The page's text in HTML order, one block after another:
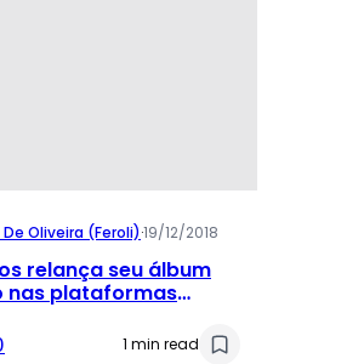
De Oliveira (feroli)·19/12/2018
relança seu álbum
nas plataformas
1 min read